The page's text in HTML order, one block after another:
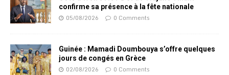
confirme sa présence à la fête nationale
05/08/2026 0 Comments
Guinée : Mamadi Doumbouya s’offre quelques
jours de congés en Grèce
02/08/2026 0 Comments